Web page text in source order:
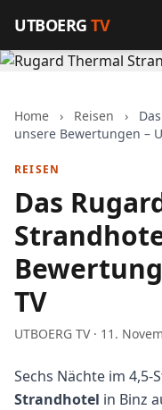
UTBOERGTV
Home › Reisen ›
unsere Bewertungen –
REISEN
Das
TV
UTBOERG TV · 11.
Sechs Nächte im 4,5-
Strandhotel in Binz